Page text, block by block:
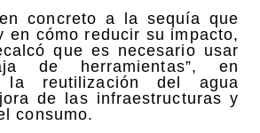
concreto a la sequía que
en cómo reducir su impacto,
que es necesario usar
de herramientas”, en
la reutilización del agua
de las infraestructuras y
consumo.